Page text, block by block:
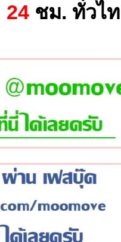
24ชม. ทั่วไ